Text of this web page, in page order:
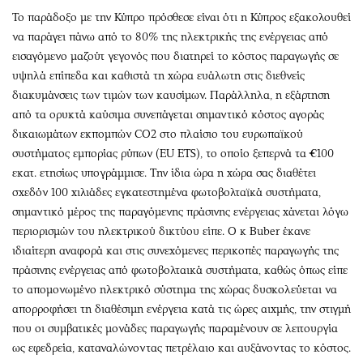
Το παράδοξο με την Κύπρο πρόσθεσε είναι ότι η Κύπρος εξακολουθεί
να παράγει πάνω από το 80% της ηλεκτρικής της ενέργειας από
εισαγόμενο μαζούτ γεγονός που διατηρεί το κόστος παραγωγής σε
υψηλά επίπεδα και καθιστά τη χώρα ευάλωτη στις διεθνείς
διακυμάνσεις των τιμών των καυσίμων. Παράλληλα, η εξάρτηση
από τα ορυκτά καύσιμα συνεπάγεται σημαντικό κόστος αγοράς
δικαιωμάτων εκπομπών CO2 στο πλαίσιο του ευρωπαϊκού
συστήματος εμπορίας ρύπων (EU ETS), το οποίο ξεπερνά τα €100
εκατ. ετησίως υπογράμμισε. Την ίδια ώρα η χώρα σας διαθέτει
σχεδόν 100 χιλιάδες εγκατεστημένα φωτοβολταϊκά συστήματα,
σημαντικό μέρος της παραγόμενης πράσινης ενέργειας χάνεται λόγω
περιορισμών του ηλεκτρικού δικτύου είπε. Ο κ Buber έκανε
ιδιαίτερη αναφορά και στις συνεχόμενες περικοπές παραγωγής της
πράσινης ενέργειας από φωτοβολταικά συστήματα, καθώς όπως είπε
το απομονωμένο ηλεκτρικό σύστημα της χώρας δυσκολεύεται να
απορροφήσει τη διαθέσιμη ενέργεια κατά τις ώρες αιχμής, την στιγμή
που οι συμβατικές μονάδες παραγωγής παραμένουν σε λειτουργία
ως εφεδρεία, καταναλώνοντας πετρέλαιο και αυξάνοντας το κόστος.